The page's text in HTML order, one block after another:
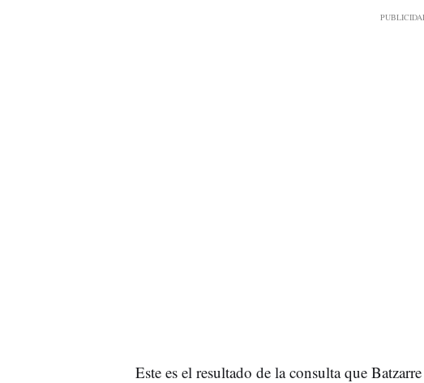
Este es el resultado de la consulta que